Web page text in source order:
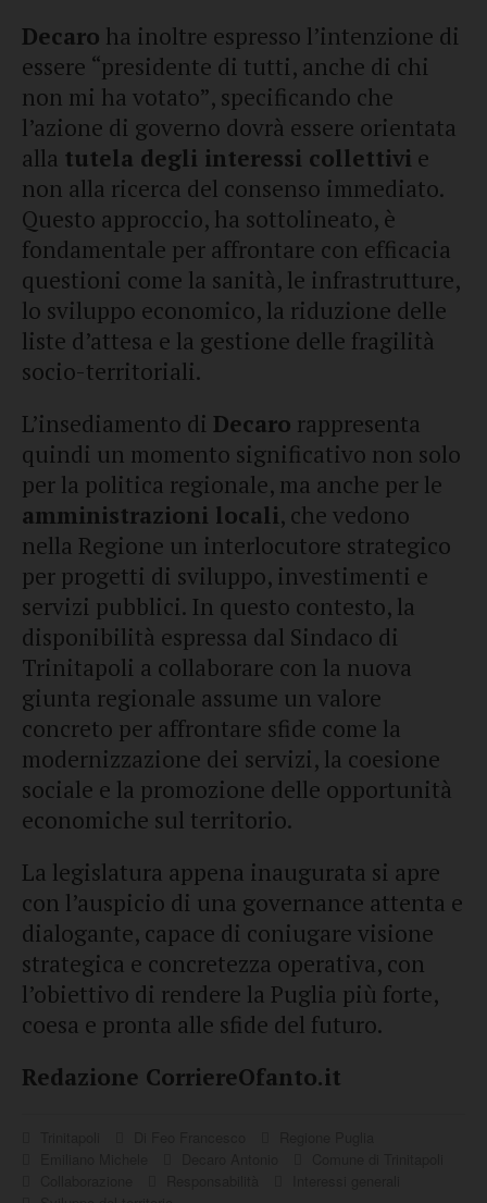
Decaro ha inoltre espresso l’intenzione di
essere “presidente di tutti, anche di chi
non mi ha votato”, specificando che
l’azione di governo dovrà essere orientata
alla tutela degli interessi collettivi e
non alla ricerca del consenso immediato.
Questo approccio, ha sottolineato, è
fondamentale per affrontare con efficacia
questioni come la sanità, le infrastrutture,
lo sviluppo economico, la riduzione delle
liste d’attesa e la gestione delle fragilità
socio-territoriali.
L’insediamento di Decaro rappresenta
quindi un momento significativo non solo
per la politica regionale, ma anche per le
amministrazioni locali, che vedono
nella Regione un interlocutore strategico
per progetti di sviluppo, investimenti e
servizi pubblici. In questo contesto, la
disponibilità espressa dal Sindaco di
Trinitapoli a collaborare con la nuova
giunta regionale assume un valore
concreto per affrontare sfide come la
modernizzazione dei servizi, la coesione
sociale e la promozione delle opportunità
economiche sul territorio.
La legislatura appena inaugurata si apre
con l’auspicio di una governance attenta e
dialogante, capace di coniugare visione
strategica e concretezza operativa, con
l’obiettivo di rendere la Puglia più forte,
coesa e pronta alle sfide del futuro.
Redazione CorriereOfanto.it